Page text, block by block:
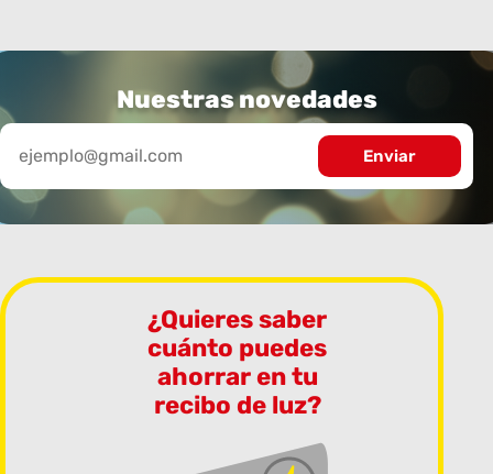
Nuestras novedades
¿Quieres saber
cuánto puedes
ahorrar en tu
recibo de luz?